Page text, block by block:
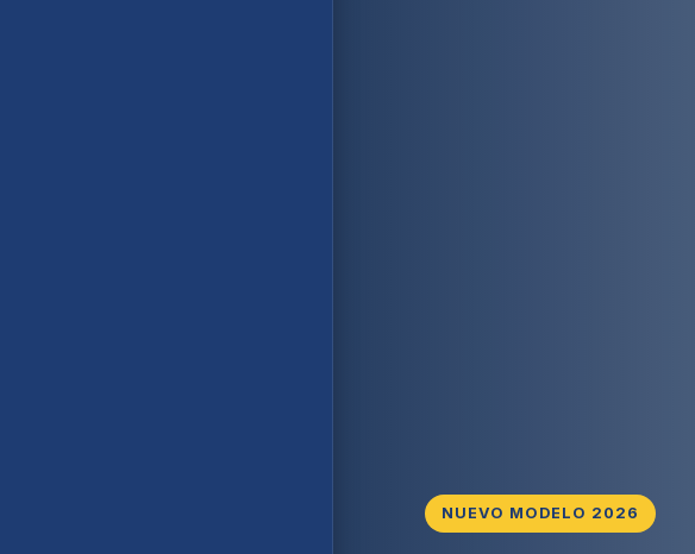
NUEVO MODELO 2026